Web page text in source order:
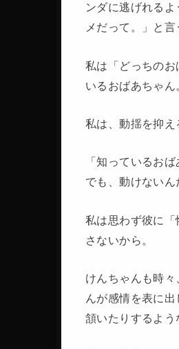
ンダに逃げれる
メだって。」と言
私は「どっちの
いるおばあちゃん
私は、動揺を抑え
「知っているお
でも、動けないん
私は思わず彼に
さないから。
けんちゃんも時
んが感情を表に
頷いたりするよう